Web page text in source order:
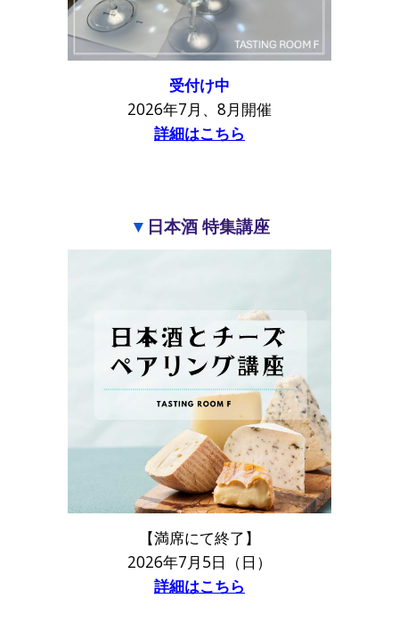
受付け中
2026年7月、8月開催
詳細はこちら
▼ 日本酒 特集講座
【満席にて終了】
2026年7月5日（日）
詳細はこちら